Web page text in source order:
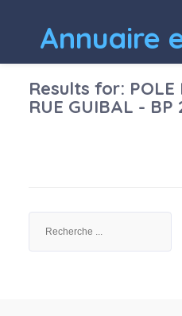
Annuaire
Results for:
RUE GUIBAL - BP